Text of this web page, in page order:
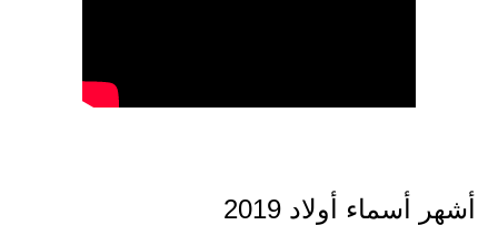
أشهر أسماء أولاد 2019